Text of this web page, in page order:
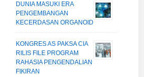
DUNIA MASUKI ERA
PENGEMBANGAN
KECERDASAN ORGANOID
KONGRES AS PAKSA CIA
RILIS FILE PROGRAM
RAHASIA PENGENDALIAN
FIKIRAN